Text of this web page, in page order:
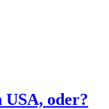
oder?